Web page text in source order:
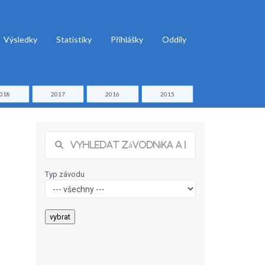
Výsledky Statistiky Přihlášky Oddíly
2017 2016 2015
Typ závodu